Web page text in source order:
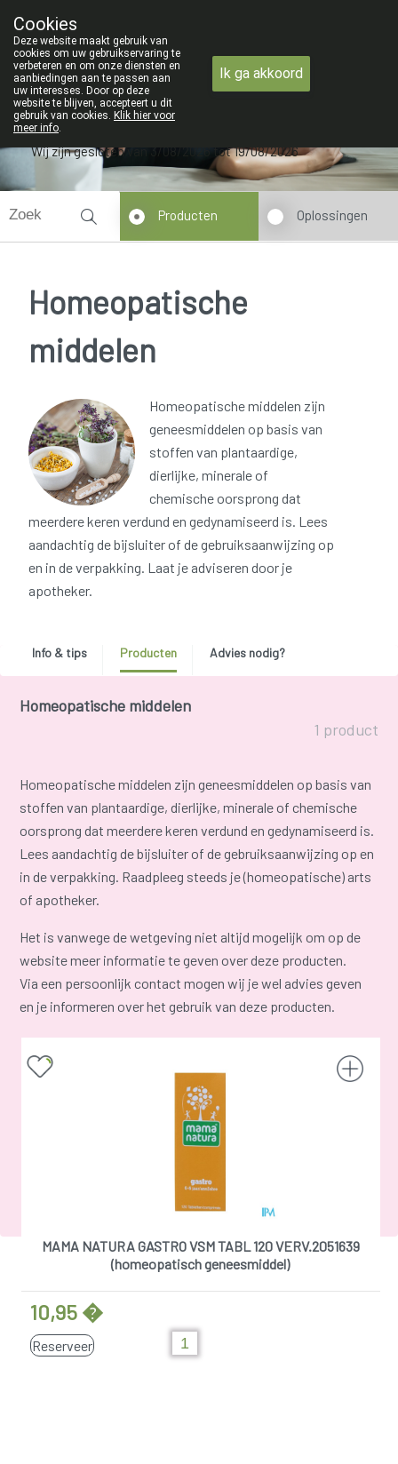
09 228 32 36
Wij zijn gesloten van 3/08/2026 tot 19/08/2026
Producten Oplossingen
Homeopatische
middelen
Homeopatische middelen zijn
geneesmiddelen op basis van
stoffen van plantaardige,
dierlijke, minerale of
chemische oorsprong dat
meerdere keren verdund en gedynamiseerd is. Lees
aandachtig de bijsluiter of de gebruiksaanwijzing op
en in de verpakking. Laat je adviseren door je
apotheker.
Info & tips Producten Advies nodig?
Homeopatische middelen
1 product
Homeopatische middelen zijn geneesmiddelen op basis van
stoffen van plantaardige, dierlijke, minerale of chemische
oorsprong dat meerdere keren verdund en gedynamiseerd is.
Lees aandachtig de bijsluiter of de gebruiksaanwijzing op en
in de verpakking. Raadpleeg steeds je (homeopatische) arts
of apotheker.
Het is vanwege de wetgeving niet altijd mogelijk om op de
website meer informatie te geven over deze producten.
Via een persoonlijk contact mogen wij je wel advies geven
en je informeren over het gebruik van deze producten.
MAMA NATURA GASTRO VSM TABL 120 VERV.2051639
(homeopatisch geneesmiddel)
10,95 �
Reserveer
Cookies
Deze website maakt gebruik van
cookies om uw gebruikservaring te
verbeteren en om onze diensten en
aanbiedingen aan te passen aan
uw interesses. Door op deze
website te blijven, accepteert u dit
gebruik van cookies. Klik hier voor
meer info.
Ik ga akkoord